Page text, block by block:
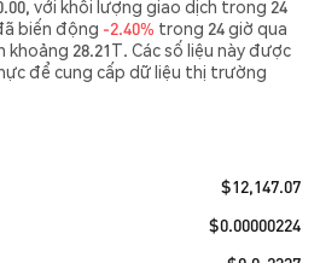
với khối lượng giao dịch trong 24
biến động -2.40% trong 24 giờ qua
khoảng 28.21T. Các số liệu này được
để cung cấp dữ liệu thị trường
$12,147.07
$0.00000224